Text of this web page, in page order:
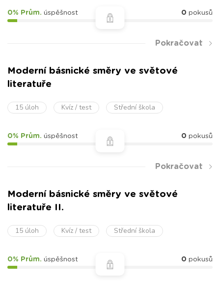
0% Prům. úspěšnost 0 pokusů
Pokračovat
Moderní básnické směry ve světové
literatuře
15 úloh Kvíz / test Střední škola
0% Prům. úspěšnost 0 pokusů
Pokračovat
Moderní básnické směry ve světové
literatuře II.
15 úloh Kvíz / test Střední škola
0% Prům. úspěšnost 0 pokusů